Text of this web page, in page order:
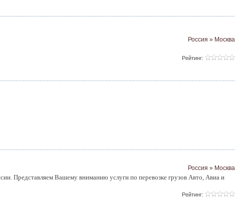
Россия » Москва
Рейтинг:
Россия » Москва
Представляем Вашему вниманию услуги по перевозке грузов Авто, Авиа и
Рейтинг: